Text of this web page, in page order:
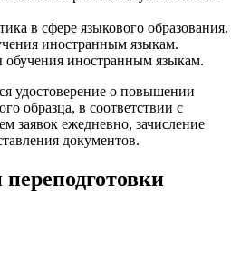
в сфере языкового образования.
иностранным языкам.
обучения иностранным языкам.
удостоверение о повышении
образца, в соответствии с
заявок ежедневно, зачисление
документов.